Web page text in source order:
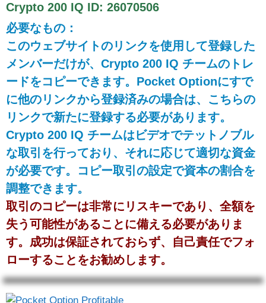
Crypto 200 IQ ID: 26070506
必要なもの：
このウェブサイトのリンクを使用して登録した
メンバーだけが、Crypto 200 IQ チームのトレ
ードをコピーできます。Pocket Optionにすで
に他のリンクから登録済みの場合は、こちらの
リンクで新たに登録する必要があります。
Crypto 200 IQ チームはビデオでテットノブル
な取引を行っており、それに応じて適切な資金
が必要です。コピー取引の設定で資本の割合を
調整できます。
取引のコピーは非常にリスキーであり、全額を
失う可能性があることに備える必要がありま
す。成功は保証されておらず、自己責任でフォ
ローすることをお勧めします。